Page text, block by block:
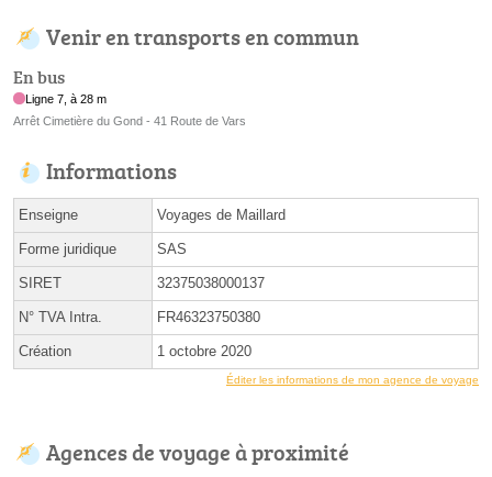
Venir en transports en commun
En bus
Ligne 7, à 28 m
Arrêt Cimetière du Gond - 41 Route de Vars
Informations
Enseigne Voyages de Maillard
Forme juridique SAS
SIRET 32375038000137
N° TVA Intra. FR46323750380
Création 1 octobre 2020
Éditer les informations de mon agence de voyage
Agences de voyage à proximité